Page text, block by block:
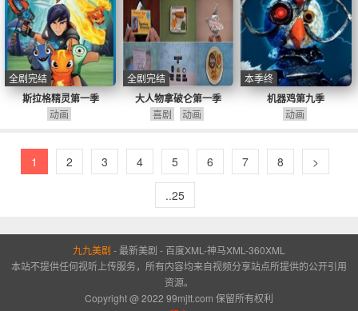
斯拉格精灵第一季
全剧完结
动画
大人物拿破仑第一季
全剧完结
喜剧 动画
机器鸡第九季
本季终
动画
1 2 3 4 5 6 7 8 >
..25
九九美剧 -最新美剧 - 百度XML -神马XML -360XML
本站不提供任何视听上传服务，所有内容均来自视频分享站点所提供的公开引用
资源。
Copyright @ 2022 99mjtt.com 保留所有权利